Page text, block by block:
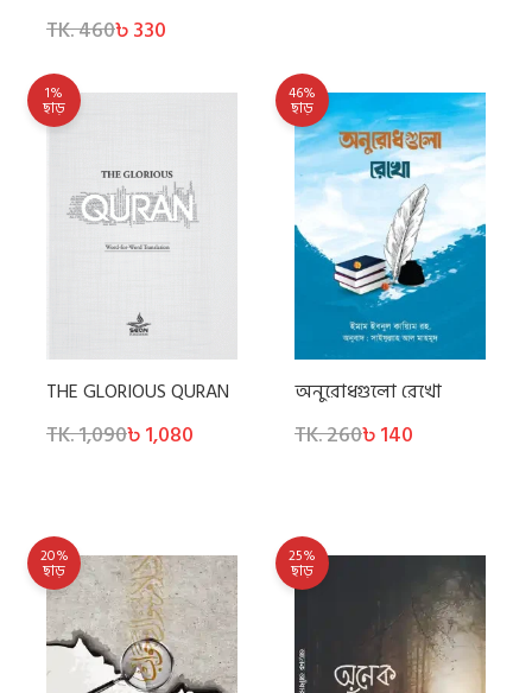
TK. 460৳ 330
1%
ছাড়
THE GLORIOUS QURAN
TK. 1,090৳ 1,080
46%
ছাড়
অনুরোধগুলো রেখো
TK. 260৳ 140
20%
ছাড়
25%
ছাড়